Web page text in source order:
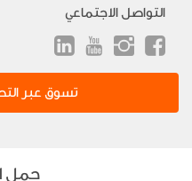
التواصل الاجتماعي
تسوق عبر
حمل